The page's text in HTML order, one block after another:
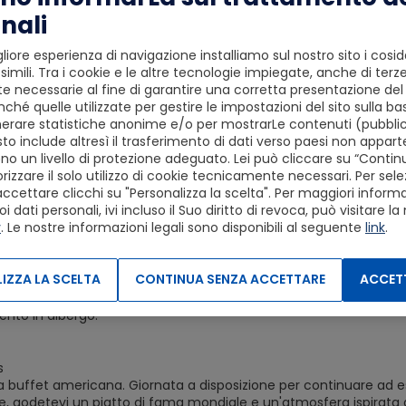
una vista mozzafiato su Pershing Square e vicino a
camere e le sfarzose suite sono progettate
in albergo.
buffet americana e intera giornata a disposizione per
Universal Studios Hollywood (l'ingresso verrà prenotato per
ingressi a scelta tra le seguenti attrazioni:
di catrame di La Brea
botanici di Los Angeles
naturale della contea di Los Angeles
stadio SoFi
in albergo.
buffet americana. Giornata a disposizione per continuare ad
godetevi un piatto di fama mondiale e un'atmosfera ispirata
esperienza di navigazione installiamo sul nostro sito i
Tra i cookie e le altre tecnologie impiegate, anche di
necessarie al fine di garantire una corretta presentazione del
quelle utilizzate per gestire le impostazioni del sito sulla
statistiche anonime e/o per mostrarLe contenuti
include altresì il trasferimento di dati verso paesi non
un livello di protezione adeguato. Lei può cliccare su
il solo utilizzo di cookie tecnicamente necessari. Per
clicchi su "Personalizza la scelta". Per maggiori
dati personali, ivi incluso il Suo diritto di revoca, può visitare la
. Le nostre informazioni legali sono disponibili al seguente link.
CONTINUA SENZA ACCETTARE
LA SCELTA